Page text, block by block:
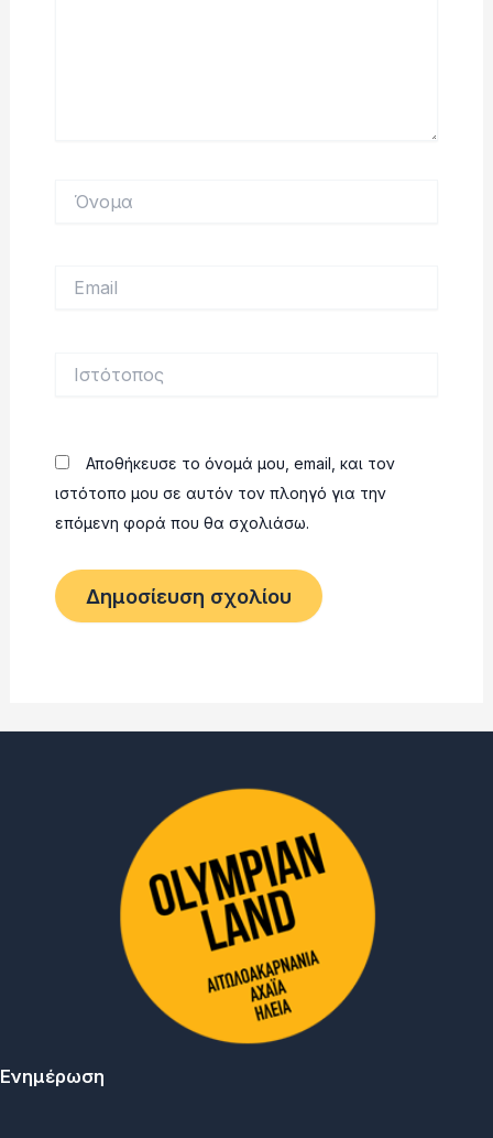
Αποθήκευσε το όνομά μου, email, και τον
ιστότοπο μου σε αυτόν τον πλοηγό για την
επόμενη φορά που θα σχολιάσω.
Ενημέρωση